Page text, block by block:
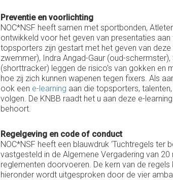
Preventie en voorlichting
NOC*NSF heeft samen met sportbonden,
ontwikkeld voor het geven van presentaties
topsporters zijn gestart met het geven van deze
zwemmer), Indra Angad-Gaur (oud-
(shorttracker) leggen de risico’s van gokken
hoe zij zich kunnen wapenen tegen fixers. Als
ook een e-learning aan die topsporters,
volgen. De KNBB raadt het u aan deze e-
behoort.
Regelgeving en code of conduct
NOC*NSF heeft een blauwdruk ‘Tuchtregels ter
vastgesteld in de Algemene Vergadering van
reglementen doorvoeren. De kern van de
hieronder wordt uitgesproken door de vier